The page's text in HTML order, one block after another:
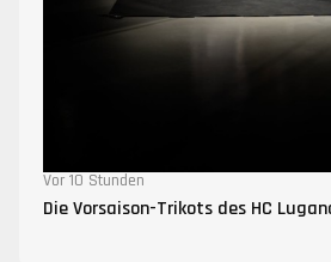
Vor 10 Stunden
Die Vorsaison-Trikots des HC